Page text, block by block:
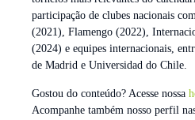
participação de clubes nacionais
(2021), Flamengo (2022),
(2024) e equipes internacionais,
de Madrid e Universidad do Chile.
Gostou do conteúdo? Acesse nossa
Acompanhe também nosso perfil